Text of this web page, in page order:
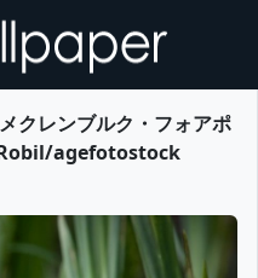
クレンブルク・フォアポ
agefotostock